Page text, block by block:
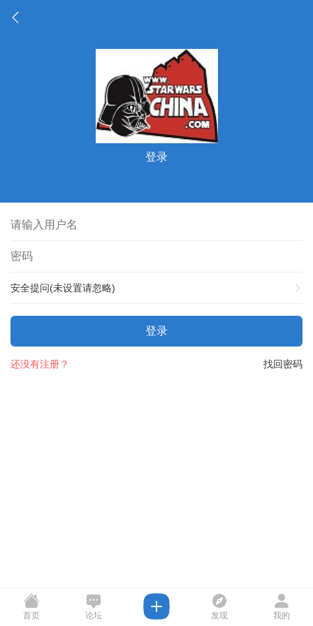
登录
安全提问(未设置请忽略)
登录
找回密码
还没有注册？
首页 论坛 发现 我的